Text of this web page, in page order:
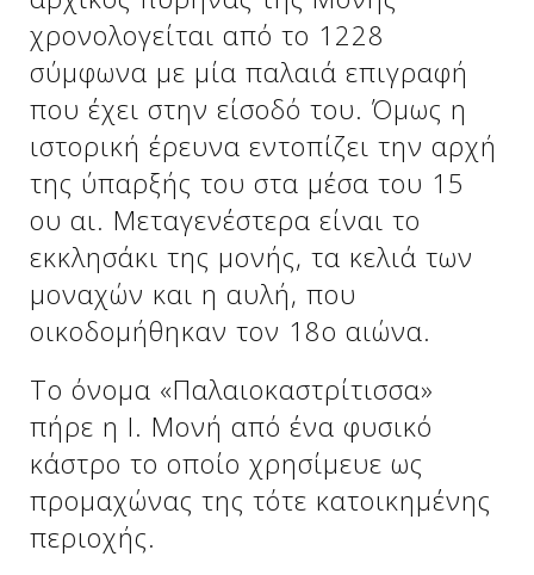
Δείτε μας:
Δείτε μας:
Δείτε μας:
χρονολογείται από το 1228
σύμφωνα με μία παλαιά επιγραφή
που έχει στην είσοδό του. Όμως η
ιστορική έρευνα εντοπίζει την αρχή
της ύπαρξής του στα μέσα του 15
ου αι. Μεταγενέστερα είναι το
εκκλησάκι της μονής, τα κελιά των
μοναχών και η αυλή, που
οικοδομήθηκαν τον 18ο αιώνα.
Το όνομα «Παλαιοκαστρίτισσα»
πήρε η Ι. Μονή από ένα φυσικό
κάστρο το οποίο χρησίμευε ως
προμαχώνας της τότε κατοικημένης
περιοχής.